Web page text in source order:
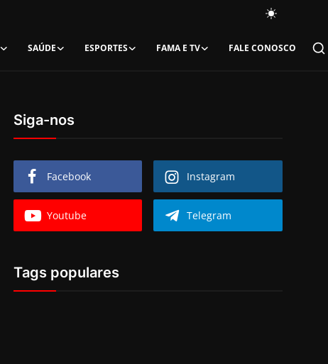
SAÚDE ESPORTES FAMA E TV FALE CONOSCO
Siga-nos
Facebook Instagram
Youtube Telegram
Tags populares